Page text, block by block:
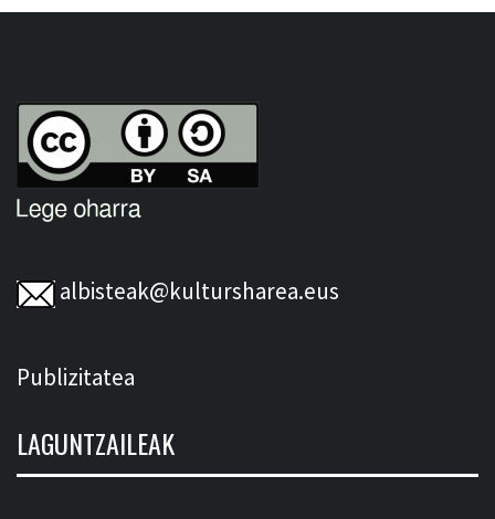
albisteak@kultursharea.eus
Publizitatea
LAGUNTZAILEAK